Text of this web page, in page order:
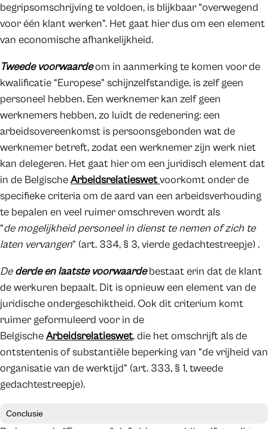
begripsomschrijving te voldoen, is blijkbaar “overwegend
voor één klant werken”. Het gaat hier dus om een element
van economische afhankelijkheid.
Tweede voorwaardeom in aanmerking te komen voor de
kwalificatie “Europese” schijnzelfstandige, is zelf geen
personeel hebben. Een werknemer kan zelf geen
werknemers hebben, zo luidt de redenering: een
arbeidsovereenkomst is persoonsgebonden wat de
werknemer betreft, zodat een werknemer zijn werk niet
kan delegeren. Het gaat hier om een juridisch element dat
in de BelgischeArbeidsrelatieswetvoorkomt onder de
specifieke criteria om de aard van een arbeidsverhouding
te bepalen en veel ruimer omschreven wordt als
“de mogelijkheid personeel in dienst te nemen of zich te
laten vervangen” (art. 334, § 3, vierde gedachtestreepje) .
Dederde en laatste voorwaardebestaat erin dat de klant
de werkuren bepaalt. Dit is opnieuw een element van de
juridische ondergeschiktheid. Ook dit criterium komt
ruimer geformuleerd voor in de
BelgischeArbeidsrelatieswet, die het omschrijft als de
ontstentenis of substantiële beperking van “de vrijheid van
organisatie van de werktijd” (art. 333, § 1, tweede
gedachtestreepje).
Conclusie